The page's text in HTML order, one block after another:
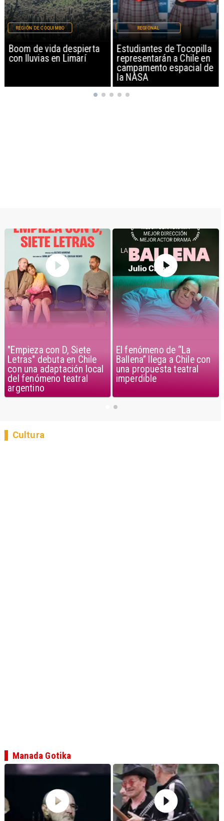
Boom de vida despierta
con lluvias en Limarí
REGIÓN DE COQUIMBO
Estudiantes de Tocopilla
representarán a Chile en
campamento espacial de
la NASA
REGIONAL
"Empieza con D, Siete
Letras" debuta en Chile
con una adaptación local
del fenómeno teatral
argentino
El fenómeno de “La
Ballena” llega a Chile con
una propuesta teatral
imperdible
Cultura
Manada Gotika